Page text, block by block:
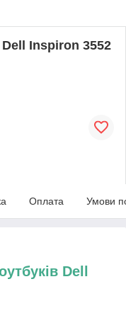
Inspiron 3552
Оплата Умови
Dell